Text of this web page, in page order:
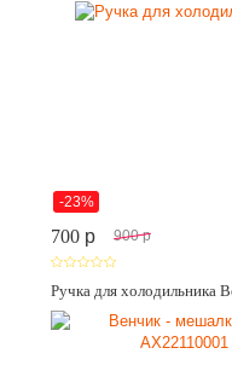
-23%
700 p 900 p
Ручка для холодильника